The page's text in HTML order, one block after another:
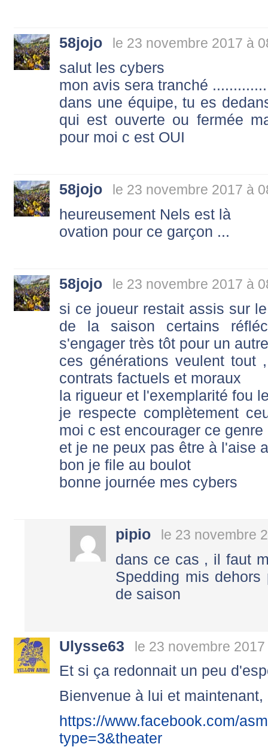
58jojo le 23 novembre 2017 à
salut les cybers
mon avis sera tranché
dans une équipe, tu es
qui est ouverte ou fermée
pour moi c est OUI
58jojo le 23 novembre 2017 à
heureusement Nels est là
ovation pour ce garçon ...
58jojo le 23 novembre 2017 à
si ce joueur restait assis sur
de la saison certains
s'engager très tôt pour un
ces générations veulent
contrats factuels et moraux
la rigueur et l'exemplarité fou
je respecte complètement
moi c est encourager ce
et je ne peux pas être à l'aise
bon je file au boulot
bonne journée mes cybers
pipio le 23 novembre
dans ce cas , il faut
Spedding mis
de saison
Ulysse63 le 23 novembre
Et si ça redonnait un peu
Bienvenue à lui et maintenant,
https://www.facebook.com/
type=3&theater